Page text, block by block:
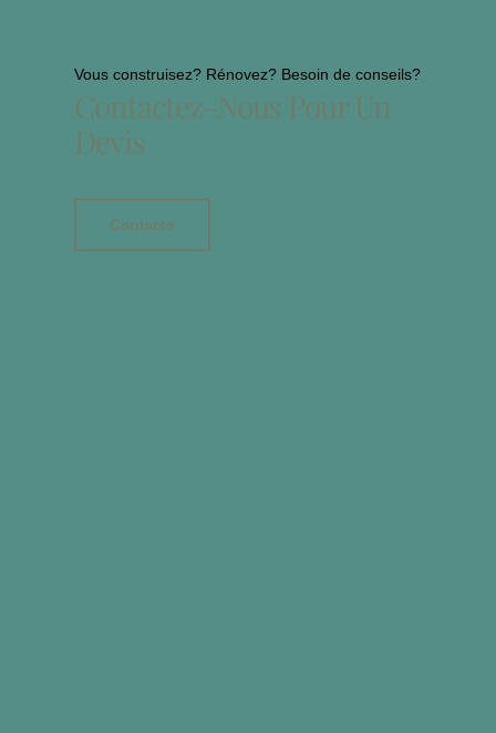
Vous construisez? Rénovez? Besoin de conseils?
Contactez-Nous Pour Un
Devis
Contacts